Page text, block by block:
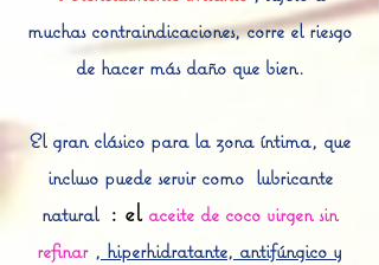
muchas contraindicaciones, corre el riesgo
de hacer más daño que bien.
El gran clásico para la zona íntima, que
incluso puede servir como lubricante
natural : el aceite de coco virgen sin
refinar , hiperhidratante, antifúngico y